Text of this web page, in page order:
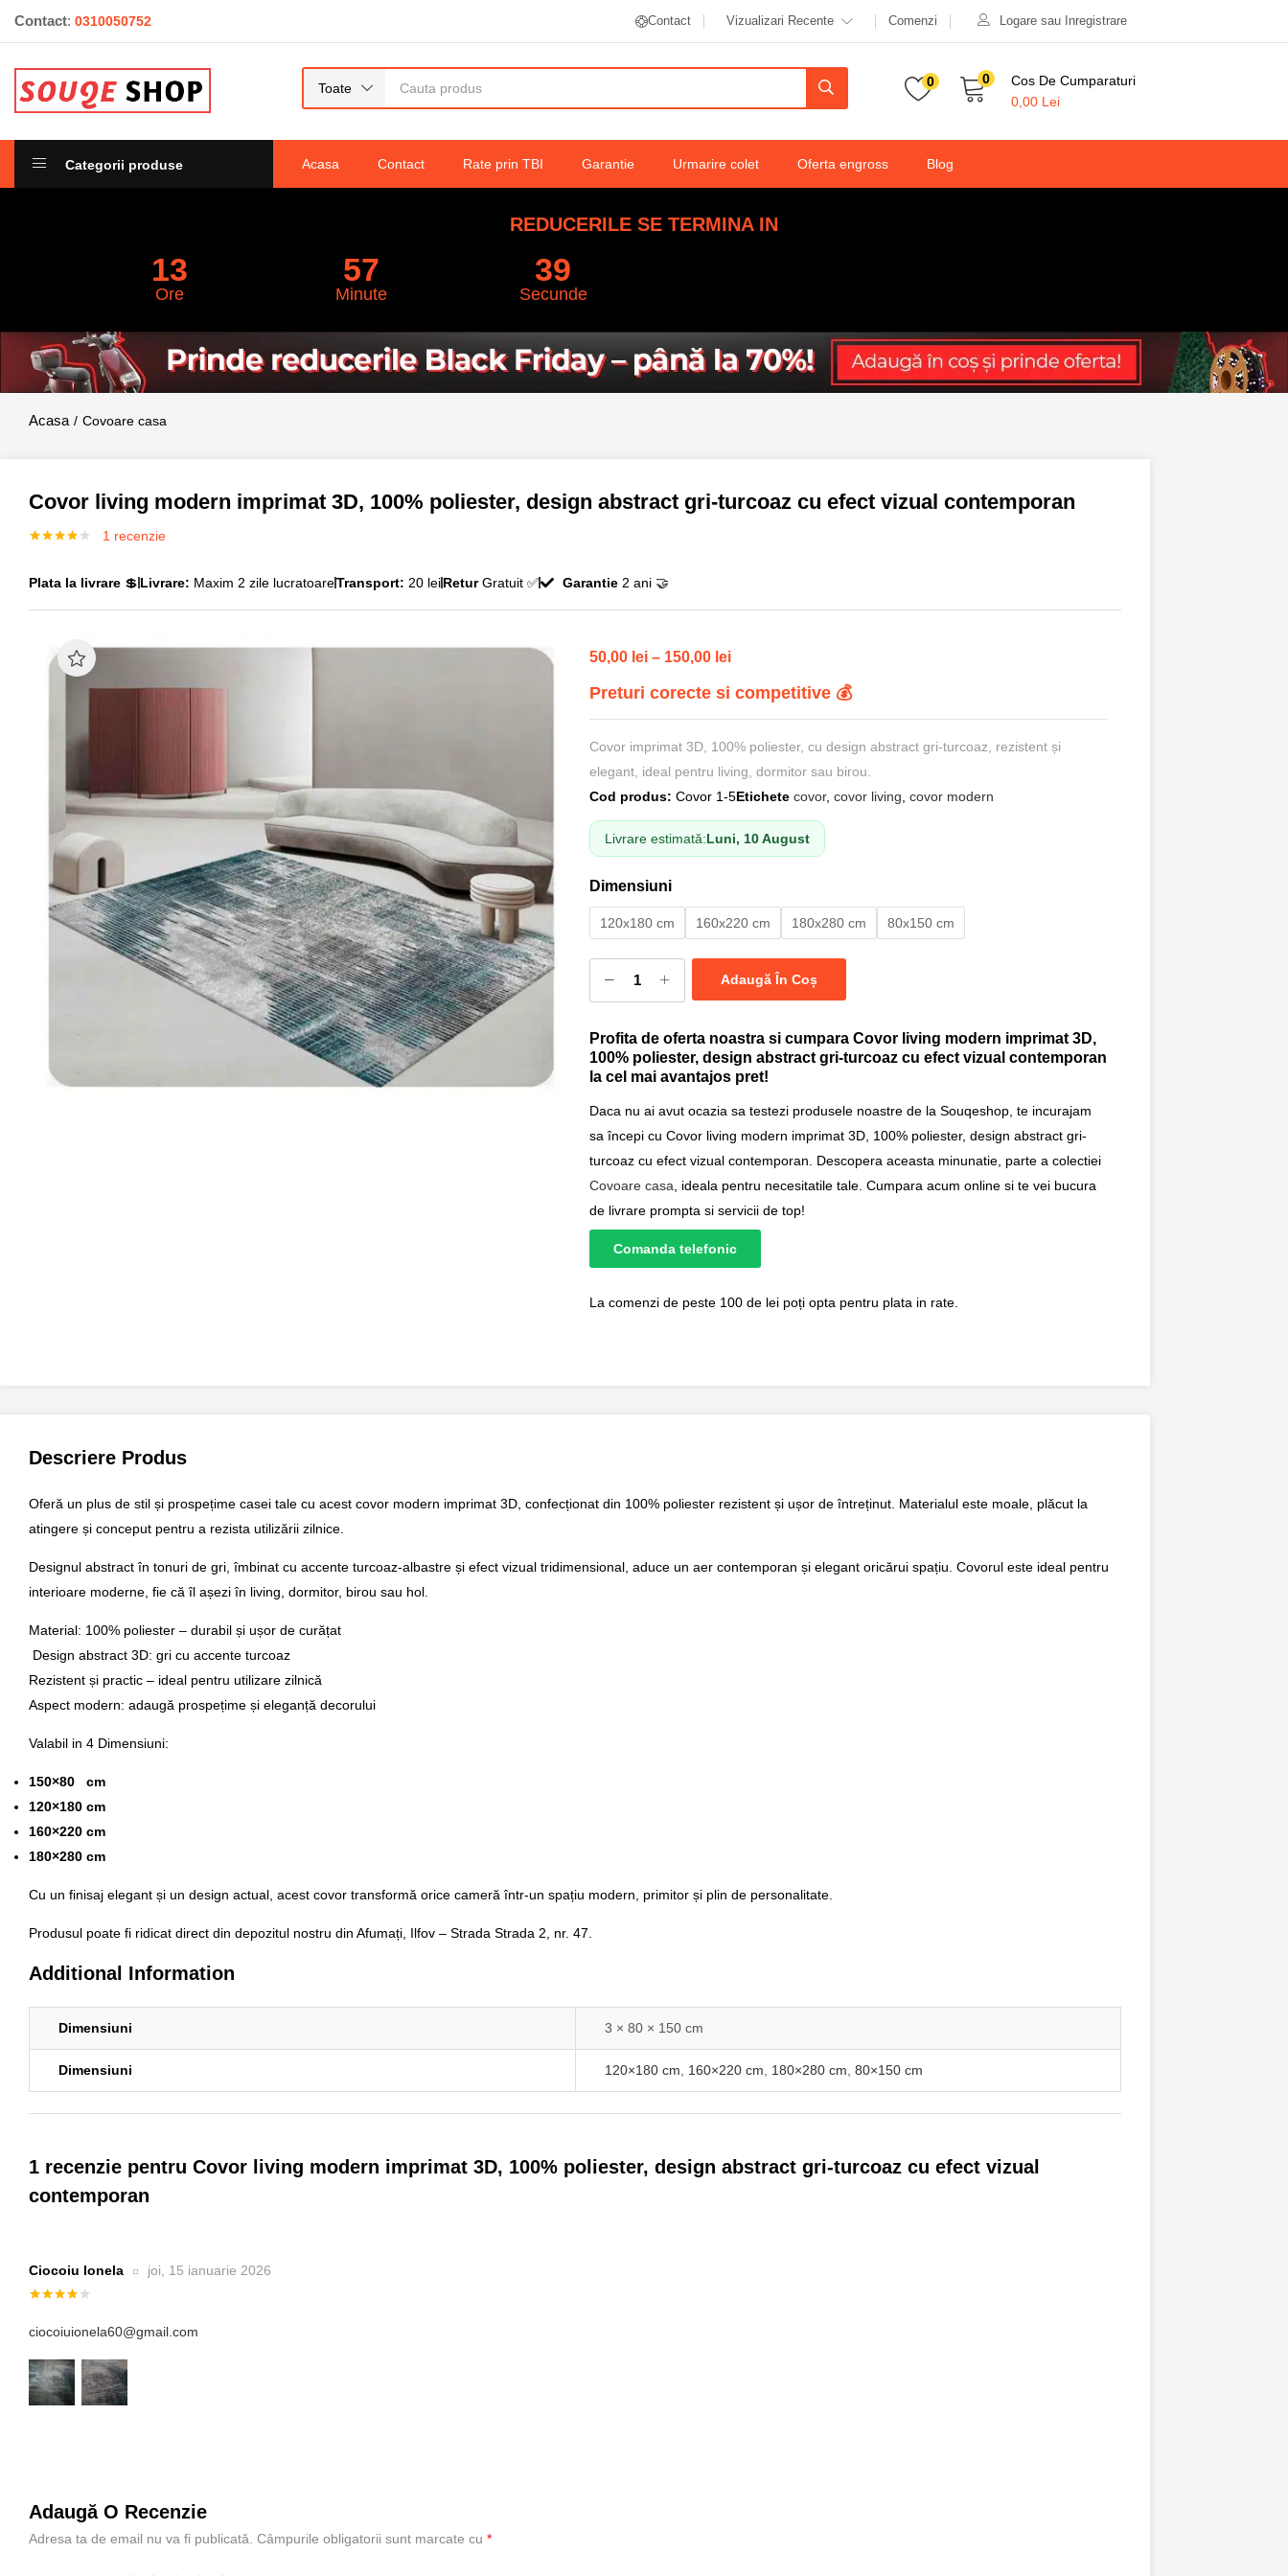
Contact: 0310050752 Contact Vizualizari Recente Comenzi Logare sau Inregistrare
Toate 0 0
Cos De Cumparaturi
0,00 Lei
Categorii produse Acasa Contact Rate prin TBI Garantie Urmarire colet Oferta engross Blog
REDUCERILE SE TERMINA IN
13
Ore
57
Minute
38
Secunde
evaluări
Covoare casa
Covor living modern imprimat 3D, 100% poliester, design abstract gri-turcoaz cu efect vizual contemporan
5 pe baza
1 recenzie
Plata la livrare 💲 Livrare: Maxim 2 zile lucratoareTransport: 20 leiReturGratuit ✅ Garantie2 ani 🤝
50,00 lei – 150,00 lei
Preturi corecte si competitive 💰
Covor imprimat 3D, 100% poliester, cu design abstract gri-turcoaz, rezistent și
elegant, ideal pentru living, dormitor sau birou.
Cod produs: Covor 1-5Etichete covor, covor living, covor modern
Livrare estimată:Luni, 10 August
Dimensiuni
120x180 cm 160x220 cm 180x280 cm 80x150 cm
Adaugă În Coș
Profita de oferta noastra si cumpara Covor living modern imprimat 3D,
100% poliester, design abstract gri-turcoaz cu efect vizual contemporan
la cel mai avantajos pret!
Daca nu ai avut ocazia sa testezi produsele noastre de la Souqeshop, te incurajam
sa începi cu Covor living modern imprimat 3D, 100% poliester, design abstract gri-
turcoaz cu efect vizual contemporan. Descopera aceasta minunatie, parte a colectiei
Covoare casa , ideala pentru necesitatile tale. Cumpara acum online si te vei bucura
de livrare prompta si servicii de top!
Comanda telefonic
La comenzi de peste 100 de lei poți opta pentru plata in rate.
Descriere Produs
Oferă un plus de stil și prospețime casei tale cu acest covor modern imprimat 3D , confecționat din 100% poliester rezistent și ușor de întreținut. Materialul este moale, plăcut la
atingere și conceput pentru a rezista utilizării zilnice.
Designul abstract în tonuri de gri, îmbinat cu accente turcoaz-albastre și efect vizual tridimensional, aduce un aer contemporan și elegant oricărui spațiu. Covorul este ideal pentru
interioare moderne, fie că îl așezi în living, dormitor, birou sau hol
Material: 100% poliester – durabil și ușor de curățat
Design abstract 3D: gri cu accente turcoaz
Rezistent și practic – ideal pentru utilizare zilnică
Aspect modern: adaugă prospețime și eleganță decorului
Valabil in 4 Dimensiuni:
150×80 cm
120×180 cm
160×220 cm
180×280 cm
Cu un finisaj elegant și un design actual , acest covor transformă orice cameră într-un spațiu modern, primitor și plin de personalitate.
Produsul poate fi ridicat direct din depozitul nostru din Afumați, Ilfov – Strada Strada 2, nr. 47
Additional Information
Dimensiuni 3 × 80 × 150 cm
Dimensiuni 120×180 cm 160×220 cm 180×280 cm 80×150 cm
1 recenzie pentru Covor living modern imprimat 3D, 100% poliester, design abstract gri-turcoaz cu efect vizual
contemporan
din 5
Ciocoiu Ionela joi, 15 ianuarie 2026
ciocoiuionela60@gmail.com
Adaugă O Recenzie
Adresa ta de email nu va fi publicată. Câmpurile obligatorii sunt marcate cu *